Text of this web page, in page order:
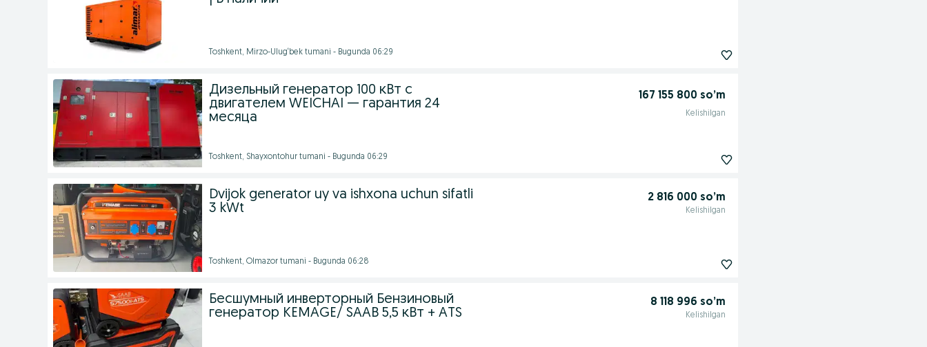
Toshkent, Mirzo-Ulug‘bek tumani - Bugunda 06:29
Дизельный генератор 100 кВт с
двигателем WEICHAI — гарантия 24
месяца
167 155 800 so’m
Kelishilgan
Toshkent, Shayxontohur tumani - Bugunda 06:29
Dvijok generator uy va ishxona uchun sifatli
3 kWt
2 816 000 so’m
Kelishilgan
Toshkent, Olmazor tumani - Bugunda 06:28
Бесшумный инверторный Бензиновый
генератор KEMAGE/ SAAB 5,5 кВт + ATS
8 118 996 so’m
Kelishilgan